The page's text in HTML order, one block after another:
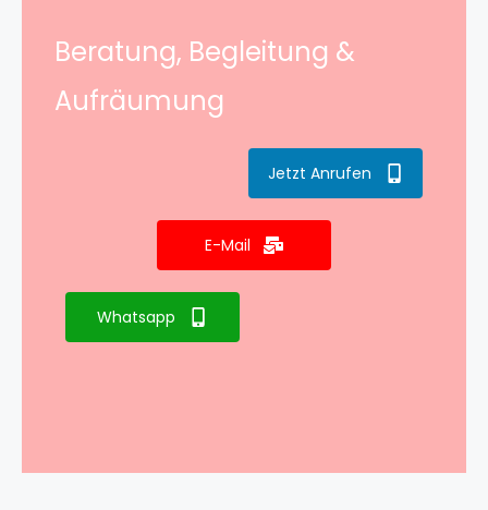
Beratung, Begleitung &
Aufräumung
Jetzt Anrufen
E-Mail
Whatsapp